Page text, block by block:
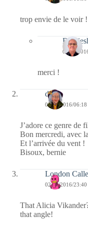
trop envie de le voir
03/08/
merci !
dom
03/08/2016/06:18
J’adore ce genre de
Bon mercredi, avec
Et l’arrivée du vent !
Bisoux, bernie
London
02/08/2016/23:40
That Alicia
that angle!